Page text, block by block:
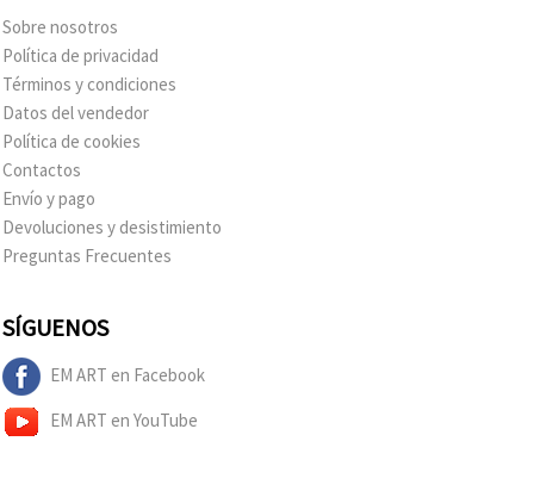
Sobre nosotros
Política de privacidad
Términos y condiciones
Datos del vendedor
Política de cookies
Contactos
Envío y pago
Devoluciones y desistimiento
Preguntas Frecuentes
SÍGUENOS
EM ART en Facebook
EM ART en YouTube